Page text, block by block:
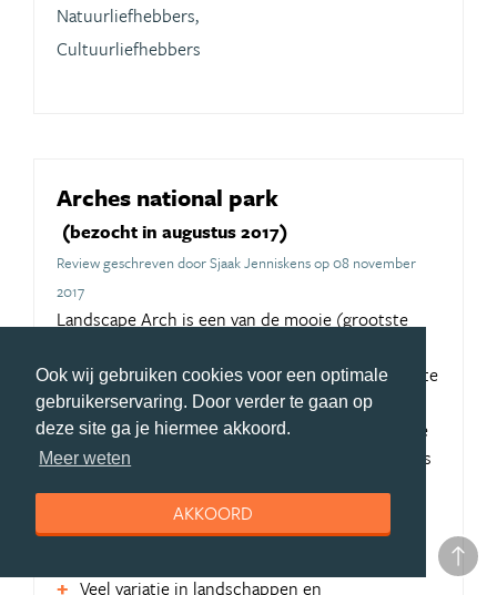
Ook wij gebruiken cookies voor een optimale
gebruikerservaring. Door verder te gaan op
deze site ga je hiermee akkoord.
Meer weten
AKKOORD
Natuurliefhebbers,
Cultuurliefhebbers
Arches national park
(bezocht in augustus 2017)
Review geschreven door Sjaak Jenniskens op 08 november
2017
Landscape Arch is een van de mooie (grootste
arches national park. Een park wat zeker de moeite
waard is om te bezoeken. Zoals meer mooie
landschappen rond Moab en in Utah. Kijk voor de
aardigheid maar eens drie op reis terug met Chris
Veel variatie in landschappen en